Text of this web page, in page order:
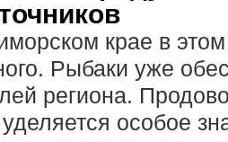
крае в
Рыбаки уже
региона.
особое